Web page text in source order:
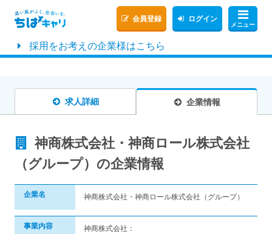
メニュー
会員登録 ログイン
採用をお考えの企業様はこちら
求人詳細 企業情報
神商株式会社・神商ロール株式会社
（グループ）の企業情報
企業名 神商株式会社・神商ロール株式会社（グループ）
事業内容
神商株式会社：